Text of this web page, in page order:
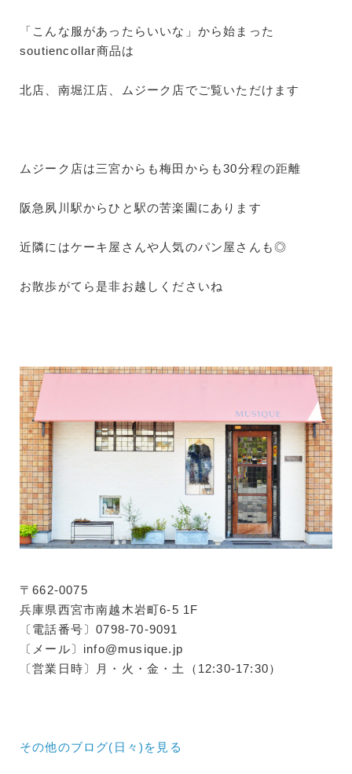
「こんな服があったらいいな」から始まった
soutiencollar商品は
北店、南堀江店、ムジーク店でご覧いただけます
ムジーク店は三宮からも梅田からも30分程の距離
阪急夙川駅からひと駅の苦楽園にあります
近隣にはケーキ屋さんや人気のパン屋さんも◎
お散歩がてら是非お越しくださいね
〒662-0075
兵庫県西宮市南越木岩町6-5 1F
〔電話番号〕0798-70-9091
〔メール〕info@musique.jp
〔営業日時〕月・火・金・土（12:30-17:30）
その他のブログ(日々) を見る